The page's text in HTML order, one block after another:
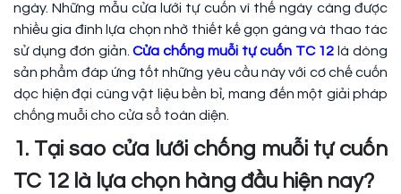
ngày. Những mẫu cửa lưới tự cuốn vì thế ngày càng được
nhiều gia đình lựa chọn nhờ thiết kế gọn gàng và thao tác
sử dụng đơn giản.Cửa chống muỗi tự cuốn TC 12 là dòng
sản phẩm đáp ứng tốt những yêu cầu này với cơ chế cuốn
dọc hiện đại cùng vật liệu bền bỉ, mang đến một giải pháp
chống muỗi cho cửa sổ toàn diện.
1. Tại sao cửa lưới chống muỗi tự cuốn
TC 12 là lựa chọn hàng đầu hiện nay?